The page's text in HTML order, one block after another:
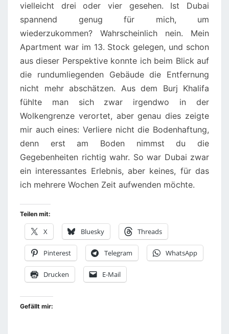
vielleicht drei oder vier gesehen. Ist Dubai
spannend genug für mich, um
wiederzukommen? Wahrscheinlich nein. Mein
Apartment war im 13. Stock gelegen, und schon
aus dieser Perspektive konnte ich beim Blick auf
die rundumliegenden Gebäude die Entfernung
nicht mehr abschätzen. Aus dem Burj Khalifa
fühlte man sich zwar irgendwo in der
Wolkengrenze verortet, aber genau dies zeigte
mir auch eines: Verliere nicht die Bodenhaftung,
denn erst am Boden nimmst du die
Gegebenheiten richtig wahr. So war Dubai zwar
ein interessantes Erlebnis, aber keines, für das
ich mehrere Wochen Zeit aufwenden möchte.
Teilen mit:
X Bluesky Threads
Pinterest Telegram WhatsApp
Drucken E-Mail
Gefällt mir: